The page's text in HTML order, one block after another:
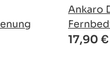
Ankaro
17,90 €